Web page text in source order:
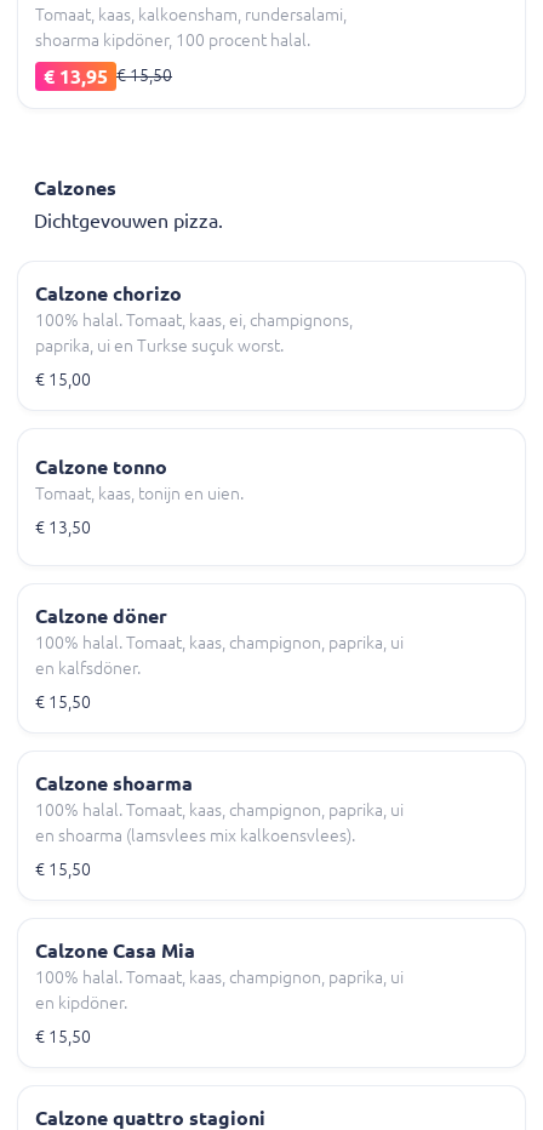
Tomaat, kaas, kalkoensham, rundersalami,
shoarma kipdöner, 100 procent halal.
€ 13,95 € 15,50
Calzones
Dichtgevouwen pizza.
Calzone chorizo
100% halal. Tomaat, kaas, ei, champignons,
paprika, ui en Turkse suçuk worst.
€ 15,00
Calzone tonno
Tomaat, kaas, tonijn en uien.
€ 13,50
Calzone döner
100% halal. Tomaat, kaas, champignon, paprika, ui
en kalfsdöner.
€ 15,50
Calzone shoarma
100% halal. Tomaat, kaas, champignon, paprika, ui
en shoarma (lamsvlees mix kalkoensvlees).
€ 15,50
Calzone Casa Mia
100% halal. Tomaat, kaas, champignon, paprika, ui
en kipdöner.
€ 15,50
Calzone quattro stagioni